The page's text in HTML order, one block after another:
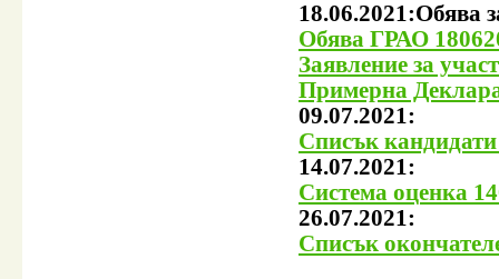
18.06.2021:Обява
Обява ГРАО
Заявление за
Примерна
09.07.2021:
Списък
14.07.2021:
Система оценка
26.07.2021:
Списък